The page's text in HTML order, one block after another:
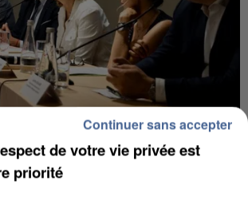
DE-FRANCE LANCE UN ÉLAN
AVEC LES...
de votre vie privée est
priorité
Continuer sans accepter